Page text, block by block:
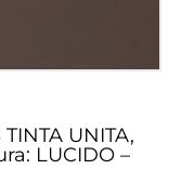
UNITA,
LUCIDO –